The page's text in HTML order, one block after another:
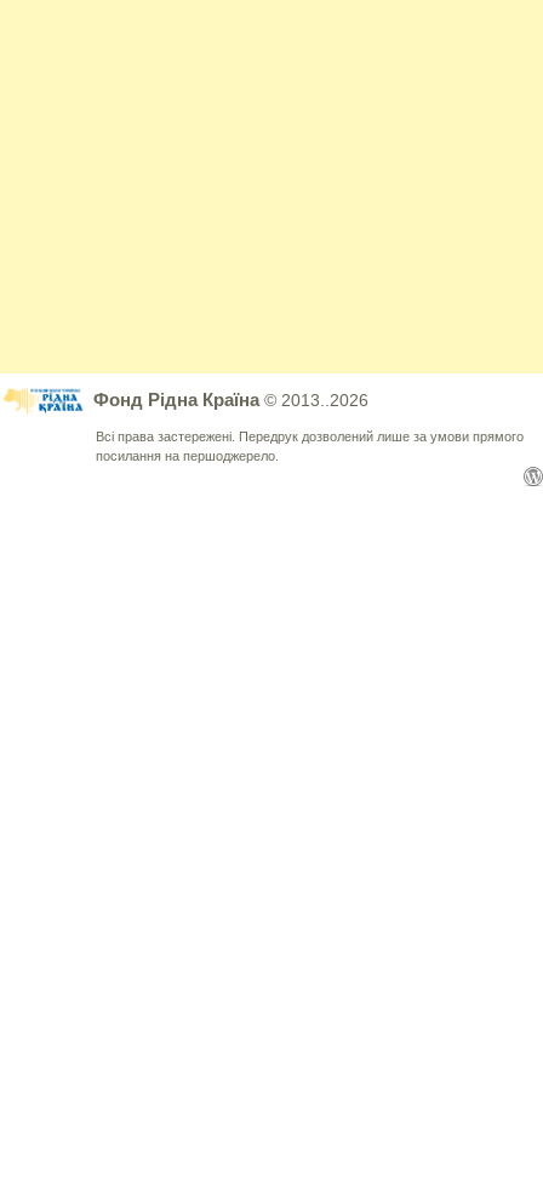
Фонд Рідна Країна© 2013..2026
Всі права застережені. Передрук дозволений лише за умови прямого
посилання на першоджерело.